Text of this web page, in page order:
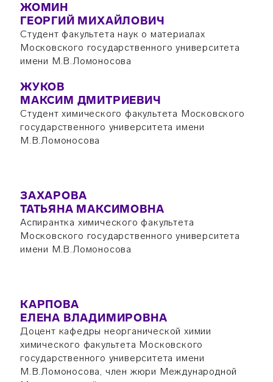
ЖОМИН
ГЕОРГИЙ МИХАЙЛОВИЧ
Студент факультета наук о материалах
Московского государственного университета
имени М.В.Ломоносова
ЖУКОВ
МАКСИМ ДМИТРИЕВИЧ
Студент химического факультета Московского
государственного университета имени
М.В.Ломоносова
ЗАХАРОВА
ТАТЬЯНА МАКСИМОВНА
Аспирантка химического факультета
Московского государственного университета
имени М.В.Ломоносова
КАРПОВА
ЕЛЕНА ВЛАДИМИРОВНА
Доцент кафедры неорганической химии
химического факультета Московского
государственного университета имени
М.В.Ломоносова, член жюри Международной